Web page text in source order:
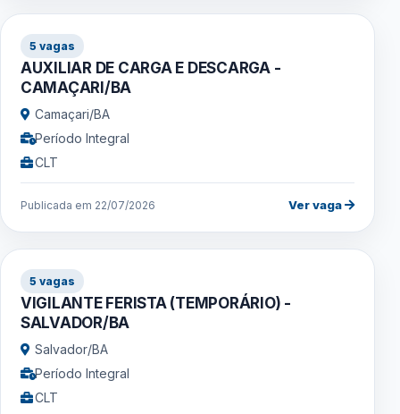
5 vagas
AUXILIAR DE CARGA E DESCARGA -
CAMAÇARI/BA
Camaçari/BA
Período Integral
CLT
Publicada em 22/07/2026 Ver vaga
5 vagas
VIGILANTE FERISTA (TEMPORÁRIO) -
SALVADOR/BA
Salvador/BA
Período Integral
CLT